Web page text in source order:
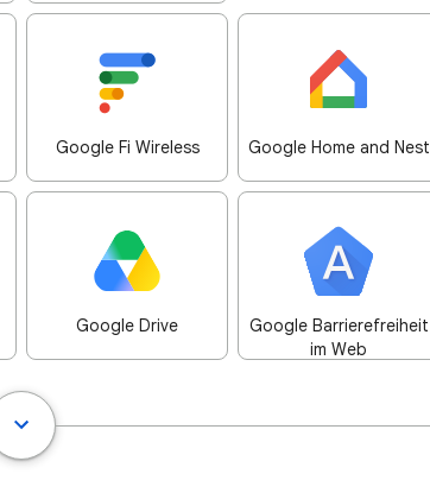
Google Fi Wireless Google Home and Nest
Google Drive
Google Barrierefreiheit
im Web